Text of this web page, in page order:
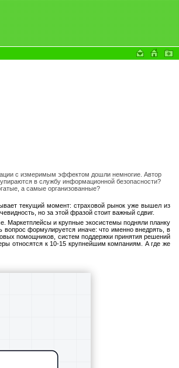
с измеримым эффектом дошли немногие. Автор
в службу информационной безопасности?
а самые организованные?
текущий момент: страховой рынок уже вышел из
но за этой фразой стоит важный сдвиг.
Маркетплейсы и крупные экосистемы подняли планку
вопрос формулируется иначе: что именно внедрять, в
помощников, систем поддержки принятия решений
относятся к 10-15 крупнейшим компаниям. А где же